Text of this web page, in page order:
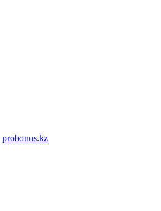
probonus.kz